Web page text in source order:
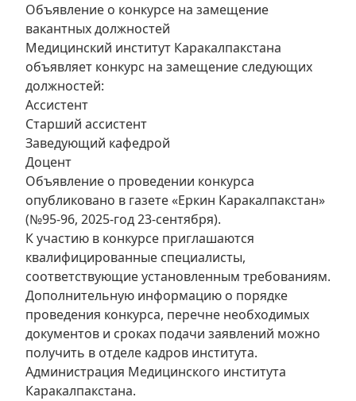
Объявление о конкурсе на замещение
вакантных должностей
Медицинский институт Каракалпакстана
объявляет конкурс на замещение следующих
должностей:
Ассистент
Старший ассистент
Заведующий кафедрой
Доцент
Объявление о проведении конкурса
опубликовано в газете «Еркин Каракалпакстан»
(№95-96, 2025-год 23-сентября).
К участию в конкурсе приглашаются
квалифицированные специалисты,
соответствующие установленным требованиям.
Дополнительную информацию о порядке
проведения конкурса, перечне необходимых
документов и сроках подачи заявлений можно
получить в отделе кадров института.
Администрация Медицинского института
Каракалпакстана.